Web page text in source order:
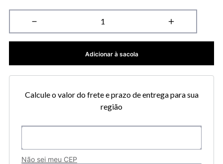
＋
－
Adicionar à sacola
Calcule o valor do frete e prazo de entrega para sua
região
Não sei meu CEP